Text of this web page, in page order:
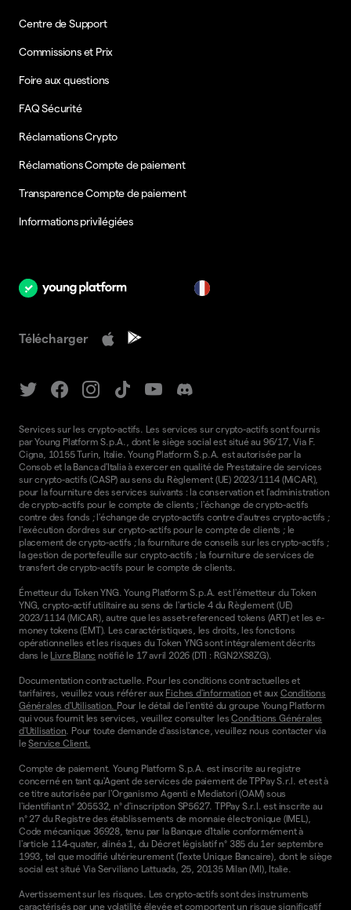
Centre de Support
Commissions et Prix
Foire aux questions
FAQ Sécurité
Réclamations Crypto
Réclamations Compte de paiement
Transparence Compte de paiement
Informations privilégiées
Télécharger
Services sur les crypto-actifs. Les services sur crypto-actifs sont fournis
par Young Platform S.p.A., dont le siège social est situé au 96/17, Via F.
Cigna, 10155 Turin, Italie. Young Platform S.p.A. est autorisée par la
Consob et la Banca d'Italia à exercer en qualité de Prestataire de services
sur crypto-actifs (CASP) au sens du Règlement (UE) 2023/1114 (MiCAR),
pour la fourniture des services suivants : la conservation et l'administration
de crypto-actifs pour le compte de clients ; l'échange de crypto-actifs
contre des fonds ; l'échange de crypto-actifs contre d'autres crypto-actifs ;
l'exécution d'ordres sur crypto-actifs pour le compte de clients ; le
placement de crypto-actifs ; la fourniture de conseils sur les crypto-actifs ;
la gestion de portefeuille sur crypto-actifs ; la fourniture de services de
transfert de crypto-actifs pour le compte de clients.
Émetteur du Token YNG. Young Platform S.p.A. est l'émetteur du Token
YNG, crypto-actif utilitaire au sens de l'article 4 du Règlement (UE)
2023/1114 (MiCAR), autre que les asset-referenced tokens (ART) et les e-
money tokens (EMT). Les caractéristiques, les droits, les fonctions
opérationnelles et les risques du Token YNG sont intégralement décrits
dans le Livre Blanc notifié le 17 avril 2026 (DTI : RGN2XS8ZG).
Documentation contractuelle. Pour les conditions contractuelles et
tarifaires, veuillez vous référer aux Fiches d'information et aux Conditions
Générales d'Utilisation. Pour le détail de l'entité du groupe Young Platform
qui vous fournit les services, veuillez consulter lesConditions Générales
d'Utilisation. Pour toute demande d'assistance, veuillez nous contacter via
leService Client.
Compte de paiement. Young Platform S.p.A. est inscrite au registre
concerné en tant qu'Agent de services de paiement de TPPay S.r.l. et est à
ce titre autorisée par l'Organismo Agenti e Mediatori (OAM) sous
l'identifiant n° 205532, n° d'inscription SP5627. TPPay S.r.l. est inscrite au
n° 27 du Registre des établissements de monnaie électronique (IMEL),
Code mécanique 36928, tenu par la Banque d'Italie conformément à
l'article 114-quater, alinéa 1, du Décret législatif n° 385 du 1er septembre
1993, tel que modifié ultérieurement (Texte Unique Bancaire), dont le siège
social est situé Via Serviliano Lattuada, 25, 20135 Milan (MI), Italie.
Avertissement sur les risques. Les crypto-actifs sont des instruments
caractérisés par une volatilité élevée et comportent un risque significatif